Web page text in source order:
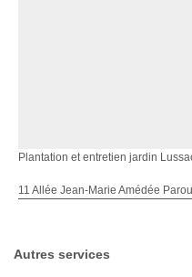
Plantation et entretien jardin
11 Allée Jean-Marie Amédée
Autres services